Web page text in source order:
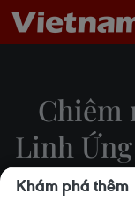
Chiêm
Linh
Khám phá thêm